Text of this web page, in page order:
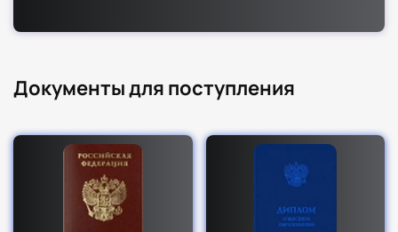
Документы для поступления